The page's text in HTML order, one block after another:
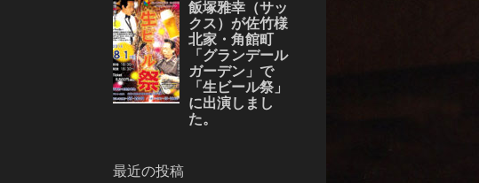
最近の投稿